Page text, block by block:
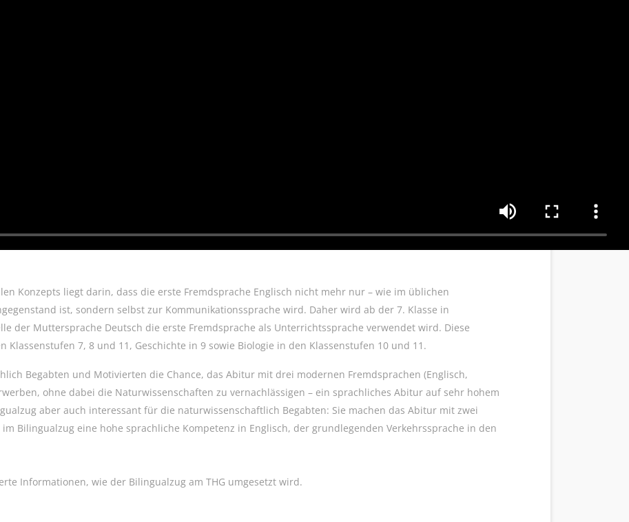
Konzepts liegt darin, dass die erste Fremdsprache Englisch nicht mehr nur – wie im üblichen
ist, sondern selbst zur Kommunikationssprache wird. Daher wird ab der 7. Klasse in
der Muttersprache Deutsch die erste Fremdsprache als Unterrichtssprache verwendet wird. Diese
Klassenstufen 7, 8 und 11, Geschichte in 9 sowie Biologie in den Klassenstufen 10 und 11.
Begabten und Motivierten die Chance, das Abitur mit drei modernen Fremdsprachen (Englisch,
ohne dabei die Naturwissenschaften zu vernachlässigen – ein sprachliches Abitur auf sehr hohem
aber auch interessant für die naturwissenschaftlich Begabten: Sie machen das Abitur mit zwei
Bilingualzug eine hohe sprachliche Kompetenz in Englisch, der grundlegenden Verkehrssprache in den
Informationen, wie der Bilingualzug am THG umgesetzt wird.